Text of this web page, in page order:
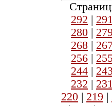
292 |
280 |
268 |
256 |
244 |
232 |
220 | 219 |